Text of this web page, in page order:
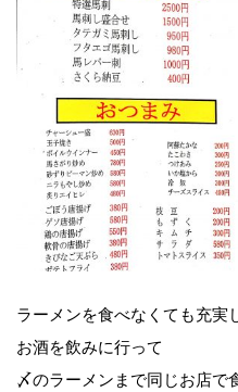
ラーメンを食べなくても充実
お酒を飲みに行って
〆のラーメンまで同じお店で